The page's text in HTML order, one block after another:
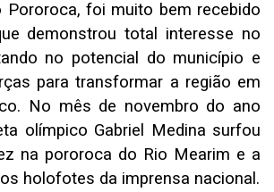
Pororoca, foi muito bem recebido
demonstrou total interesse no
no potencial do município e
para transformar a região em
No mês de novembro do ano
olímpico Gabriel Medina surfou
na pororoca do Rio Mearim e a
holofotes da imprensa nacional.